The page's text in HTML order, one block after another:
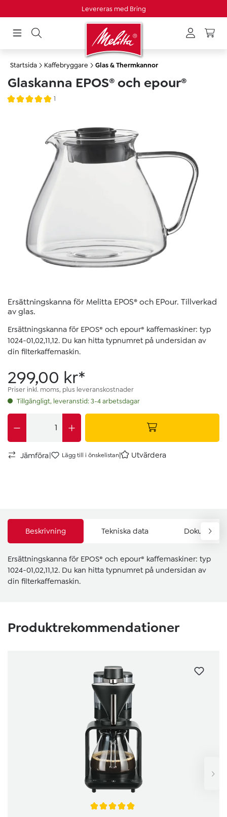
Levereras med Bring
Startsida Kaffebryggare Glas & Thermkannor
Glaskanna EPOS® och epour®
1
Ersättningskanna för Melitta EPOS® och EPour. Tillverkad
av glas.
Ersättningskanna för EPOS® och epour® kaffemaskiner: typ
1024-01,02,11,12. Du kan hitta typnumret på undersidan av
din filterkaffemaskin.
299,00 kr*
Priser inkl. moms, plus leveranskostnader
Tillgängligt, leveranstid: 3-4 arbetsdagar
Jämföra| Lägg till i önskelistan| Utvärdera
Beskrivning Tekniska data Dokument
Ersättningskanna för EPOS® och epour® kaffemaskiner: typ
1024-01,02,11,12. Du kan hitta typnumret på undersidan av
din filterkaffemaskin.
Produktrekommendationer